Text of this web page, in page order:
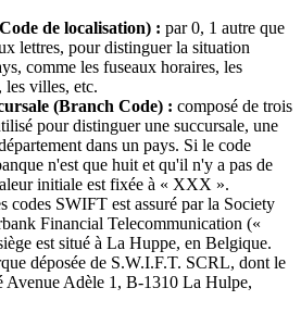
de localisation) : par 0, 1 autre que
lettres, pour distinguer la situation
comme les fuseaux horaires, les
les villes, etc.
(Branch Code) : composé de trois
pour distinguer une succursale, une
dans un pays. Si le code
n'est que huit et qu'il n'y a pas de
initiale est fixée à « XXX ».
codes SWIFT est assuré par la Society
Financial Telecommunication («
est situé à La Huppe, en Belgique.
déposée de S.W.I.F.T. SCRL, dont le
Avenue Adèle 1, B-1310 La Hulpe,